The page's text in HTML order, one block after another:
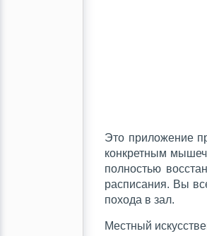
Это приложение
конкретным
полностью
расписания. Вы
похода в зал.
Местный